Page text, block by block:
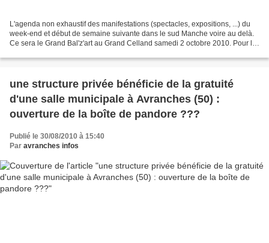
L'agenda non exhaustif des manifestations (spectacles, expositions, ...) du
week-end et début de semaine suivante dans le sud Manche voire au delà.
Ce sera le Grand Bal'z'art au Grand Celland samedi 2 octobre 2010. Pour la
une structure privée bénéficie de la gratuité
d'une salle municipale à Avranches (50) :
ouverture de la boîte de pandore ???
Publié le 30/08/2010 à 15:40
Par avranches infos